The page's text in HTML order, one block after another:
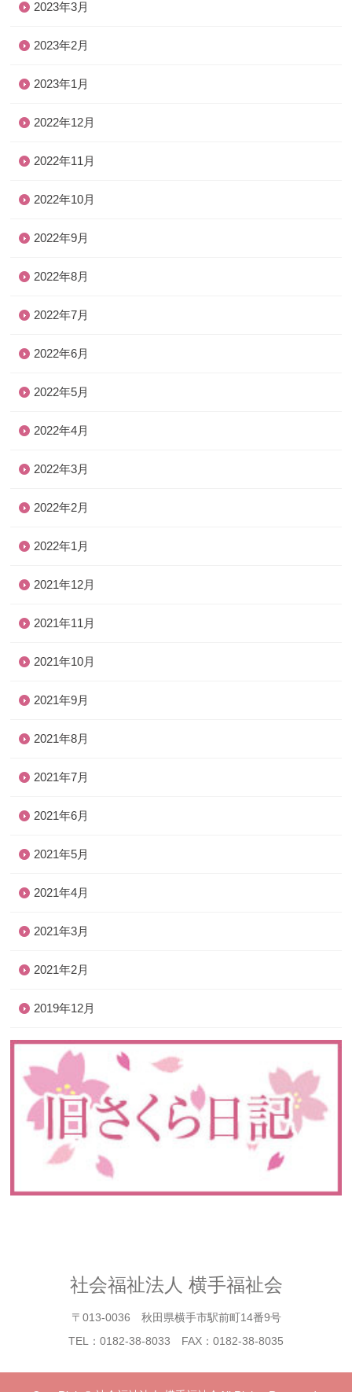
2023年3月
2023年2月
2023年1月
2022年12月
2022年11月
2022年10月
2022年9月
2022年8月
2022年7月
2022年6月
2022年5月
2022年4月
2022年3月
2022年2月
2022年1月
2021年12月
2021年11月
2021年10月
2021年9月
2021年8月
2021年7月
2021年6月
2021年5月
2021年4月
2021年3月
2021年2月
2019年12月
社会福祉法人 横手福祉会
〒013-0036 秋田県横手市駅前町14番9号
TEL：0182-38-8033 FAX：0182-38-8035